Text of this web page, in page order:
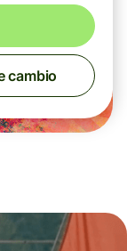
cambio